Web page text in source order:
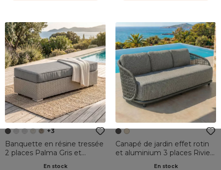
+3
Banquette en résine tressée
2 places Palma Gris et
En stock
Canapé de jardin effet rotin
et aluminium 3 places Riviera
En stock